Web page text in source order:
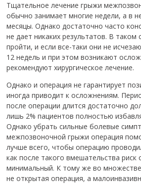
Тщательное лечение грыжи
обычно занимает многие недели, а в
месяцы. Однако достаточно часто
не дает никаких результатов. В таком
пройти, и если все-таки они не
12 недель и при этом возникают
рекомендуют хирургическое лечение.
Однако и операция не гарантирует
иногда приводит к осложнениям.
после операции длится достаточно
лишь 2% пациентов полностью
Однако убрать сильные болевые
межпозвоночной грыжи операция
лучше всего, чтобы операцию
как после такого вмешательства риск
минимальный. К тому же во
не открытая операция, а